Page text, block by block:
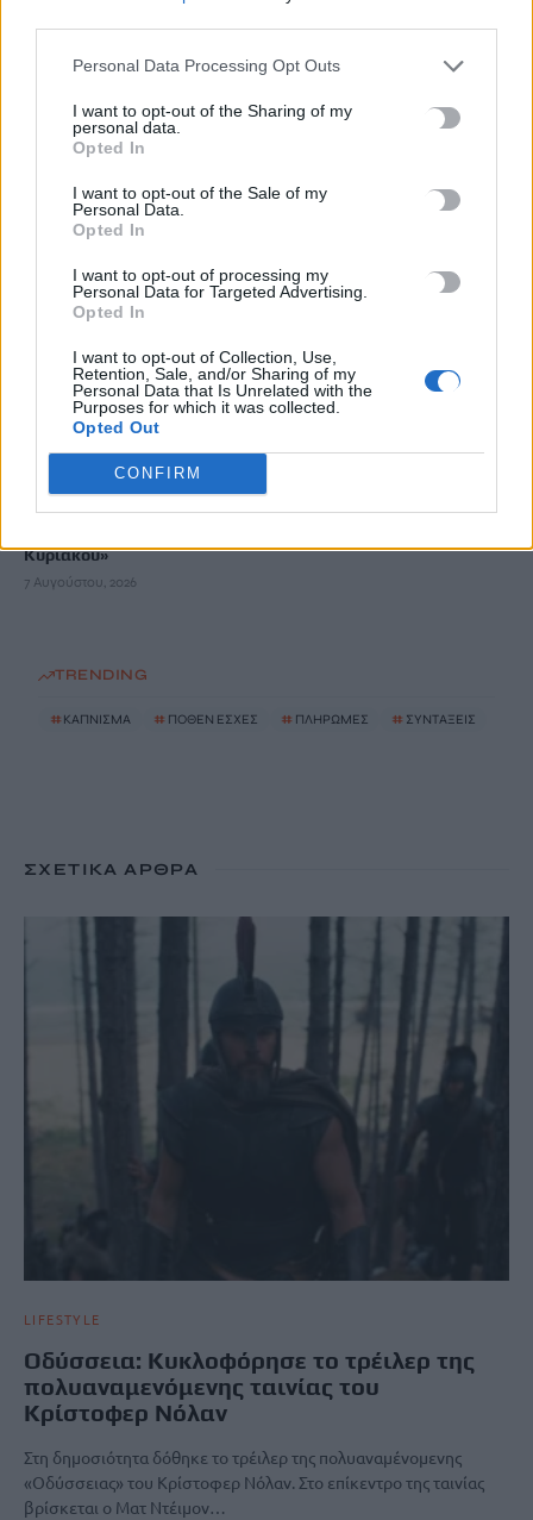
Personal Data Processing Opt Outs
I want to opt-out of the Sharing of my
personal data.
Opted In
I want to opt-out of the Sale of my
Personal Data.
Opted In
I want to opt-out of processing my
Personal Data for Targeted Advertising.
Opted In
I want to opt-out of Collection, Use,
Retention, Sale, and/or Sharing of my
Personal Data that Is Unrelated with the
Purposes for which it was collected.
Opted Out
CONFIRM
Ξεκινούν οι ετήσιες Καλοκαιρινές Εκθέσεις του Φεστιβάλ
Κινηματογράφου Χανίων
7 Αυγούστου, 2026
Ισπανία: Απολιθώματα αποκαλύπτουν ότι οι πρώτοι
Ευρωπαίοι ίσως ασκούσαν κανιβαλισμό
7 Αυγούστου, 2026
ανατινάξω τον Μέσι με τέσσερις βόμβες»
7 Αυγούστου, 2026
ΗΠΑ: Δασκάλα χορού κατηγορείται για σεξουαλική
κακοποίηση δύο ανήλικων μαθητών της
7 Αυγούστου, 2026
Το Ελληνικό Μεσογειακό Πανεπιστήμιο εκδίδει ηλεκτρονικά
Κυριακού»
7 Αυγούστου, 2026
TRENDING
# ΚΑΠΝΙΣΜΑ # ΠΟΘΕΝ ΕΣΧΕΣ # ΠΛΗΡΩΜΕΣ # ΣΥΝΤΑΞΕΙΣ
ΣΧΕΤΙΚΆ ΆΡΘΡΑ
LIFESTYLE
Οδύσσεια: Κυκλοφόρησε το τρέιλερ της
πολυαναμενόμενης ταινίας του
Κρίστοφερ Νόλαν
Στη δημοσιότητα δόθηκε το τρέιλερ της πολυαναμένομενης
«Οδύσσειας» του Κρίστοφερ Νόλαν. Στο επίκεντρο της ταινίας
βρίσκεται ο Ματ Ντέιμον…